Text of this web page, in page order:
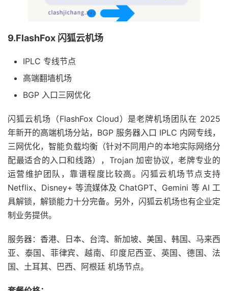
9.FlashFox 闪狐云机场
IPLC 专线节点
高端翻墙机场
BGP 入口三网优化
闪狐云机场（FlashFox Cloud）是老牌机场团队在 2025
年新开的高端机场分站，BGP 服务器入口 IPLC 内网专线，
三网优化，智能负载均衡（针对不同用户的本地实际网络分
配最适合的入口和线路），Trojan 加密协议，老牌专业的
运营维护团队，靠谱程度比较高。闪狐云机场节点支持
Netflix、Disney+ 等流媒体及 ChatGPT、Gemini 等 AI 工
具解锁，解锁能力十分完备。另外，闪狐云机场也有企业定
制业务提供。
服务器：香港、日本、台湾、新加坡、美国、韩国、马来西
亚、泰国、菲律宾、越南、印度尼西亚、英国、德国、法
国、土耳其、巴西、阿根廷 机场节点。